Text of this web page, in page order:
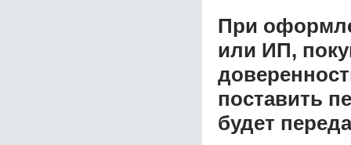
При
или ИП,
поставить
будет